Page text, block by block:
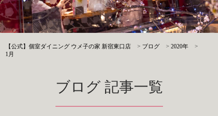
【公式】個室ダイニング ウメ子の家 新宿東口店 > ブログ >2020年
>
1月
ブログ 記事一覧